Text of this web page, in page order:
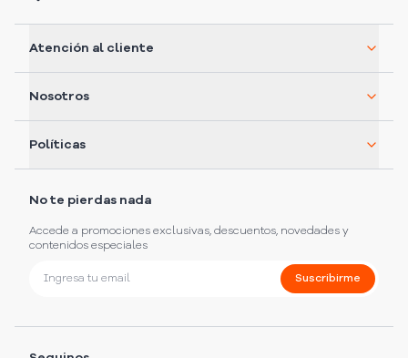
Atención al cliente
Nosotros
Políticas
No te pierdas nada
Accede a promociones exclusivas, descuentos, novedades y
contenidos especiales
Suscribirme